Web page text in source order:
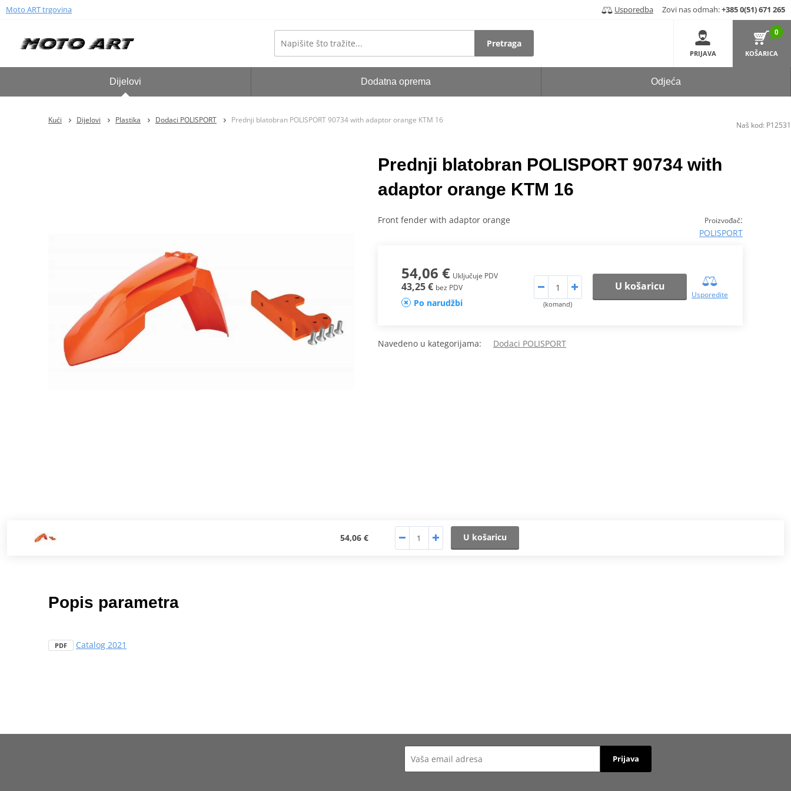
Moto ART trgovina Usporedba Zovi nas odmah:+385 0(51) 671 265
Pretraga
PRIJAVA
0
KOŠARICA
Dijelovi Dodatna oprema Odjeća
Kući Dijelovi Plastika Dodaci POLISPORT Prednji blatobran POLISPORT 90734 with adaptor orange KTM 16
Prednji blatobran POLISPORT 90734 with
adaptor orange KTM 16
Proizvođač:
POLISPORT
Front fender with adaptor orange
54,06 € Uključuje PDV
43,25 € bez PDV
Po narudžbi (komand)
U košaricu
Usporedite
Navedeno u kategorijama: Dodaci POLISPORT
54,06 € U košaricu
Popis parametra
PDF Catalog 2021
Naš kod: P12531
Prijava